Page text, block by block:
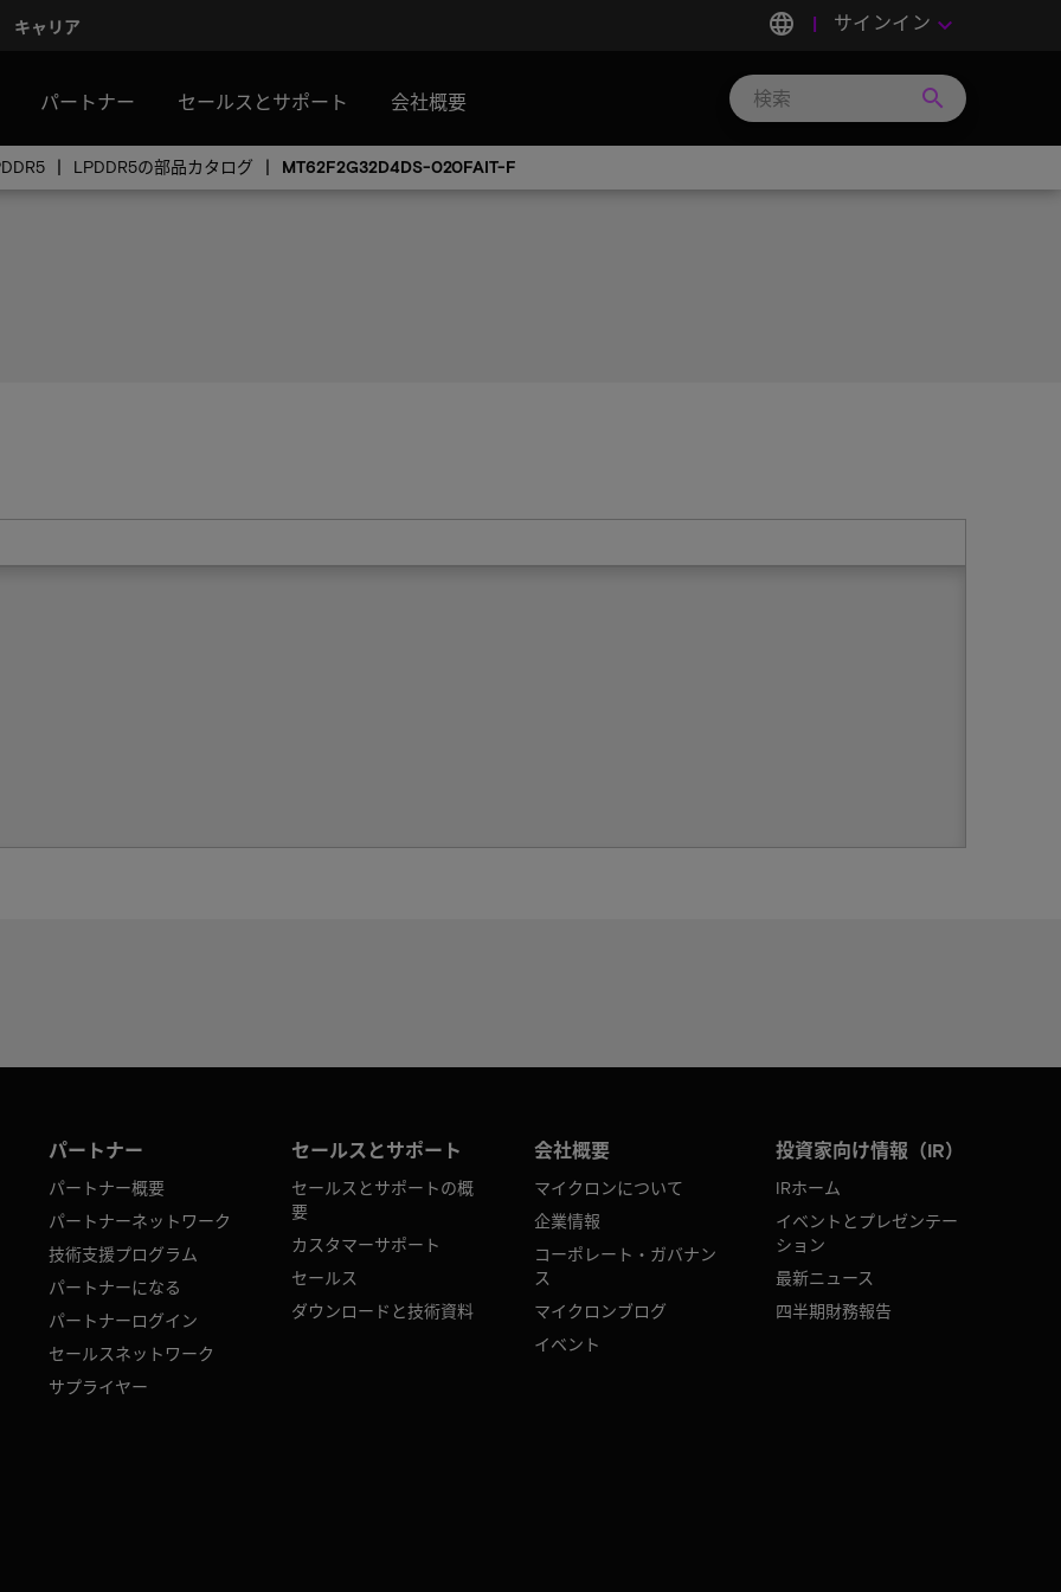
キャリア language サインイン keyboard_arrow_down
パートナー セールスとサポート 会社概要 search
LPDDR5の部品カタログ MT62F2G32D4DS-020FAIT-F
パートナー
パートナー概要
パートナーネットワーク
技術支援プログラム
パートナーになる
パートナーログイン
セールスネットワーク
サプライヤー
セールスとサポート
セールスとサポートの概
要
カスタマーサポート
セールス
ダウンロードと技術資料
会社概要
マイクロンについて
企業情報
コーポレート・ガバナン
ス
マイクロンブログ
イベント
投資家向け情報（IR）
IRホーム
イベントとプレゼンテー
ション
最新ニュース
四半期財務報告